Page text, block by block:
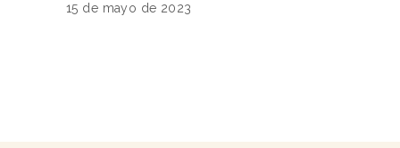
15 de mayo de 2023